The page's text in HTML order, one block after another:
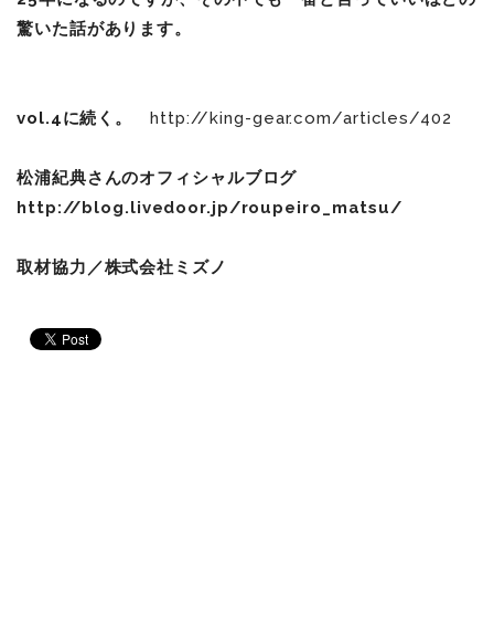
驚いた話があります。
vol.4に続く。http://king-gear.com/articles/402
松浦紀典さんのオフィシャルブログ
http://blog.livedoor.jp/roupeiro_matsu/
取材協力／株式会社ミズノ